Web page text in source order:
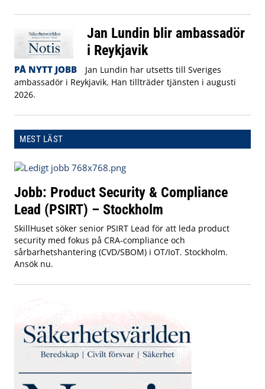
Jan Lundin blir ambassadör
i Reykjavik
PÅ NYTT JOBB
Jan Lundin har utsetts till Sveriges
ambassadör i Reykjavik. Han tillträder tjänsten i augusti
2026.
MEST LÄST
Jobb: Product Security & Compliance
Lead (PSIRT) – Stockholm
SkillHuset söker senior PSIRT Lead för att leda product
security med fokus på CRA‑compliance och
sårbarhetshantering (CVD/SBOM) i OT/IoT. Stockholm.
Ansök nu.